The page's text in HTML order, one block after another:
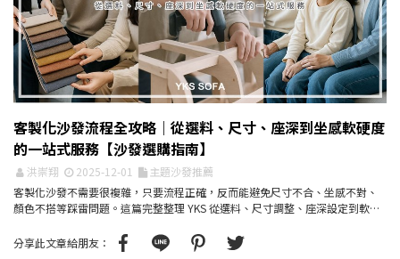
客製化沙發流程全攻略｜從選料、尺寸、座深到坐感軟硬度
的一站式服務【沙發選購指南】
洪崇翔 2025-12-01
主題沙發推薦
客製化沙發不需要很複雜，只要流程正確，反而能避免尺寸不合、坐感不對、
顏色不搭等踩雷問題。這篇完整整理 YKS 從選料、尺寸調整、座深設定到軟硬
分享此文章給朋友：